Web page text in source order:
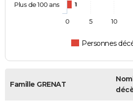
1
Personnes
Plus de 100 ans
0 5 10
Famille GRENAT